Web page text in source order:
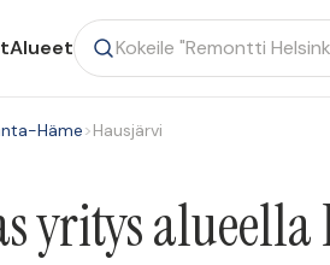
Alueet
Häme>Hausjärvi
yritys